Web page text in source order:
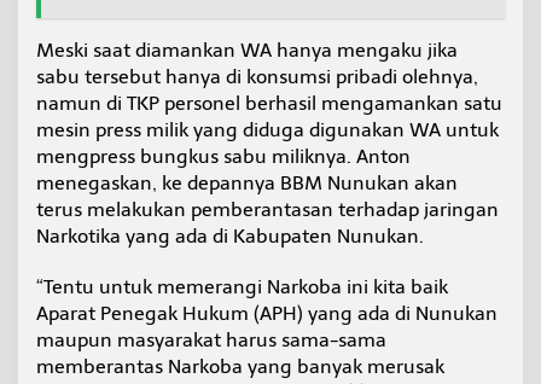
Meski saat diamankan WA hanya mengaku jika
sabu tersebut hanya di konsumsi pribadi olehnya,
namun di TKP personel berhasil mengamankan satu
mesin press milik yang diduga digunakan WA untuk
mengpress bungkus sabu miliknya. Anton
menegaskan, ke depannya BBM Nunukan akan
terus melakukan pemberantasan terhadap jaringan
Narkotika yang ada di Kabupaten Nunukan.
“Tentu untuk memerangi Narkoba ini kita baik
Aparat Penegak Hukum (APH) yang ada di Nunukan
maupun masyarakat harus sama-sama
memberantas Narkoba yang banyak merusak